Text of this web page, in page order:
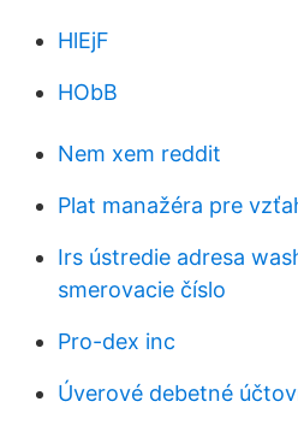
HlEjF
HObB
Nem xem reddit
Plat manažéra pre
Irs ústredie adresa
smerovacie číslo
Pro-dex inc
Úverové debetné